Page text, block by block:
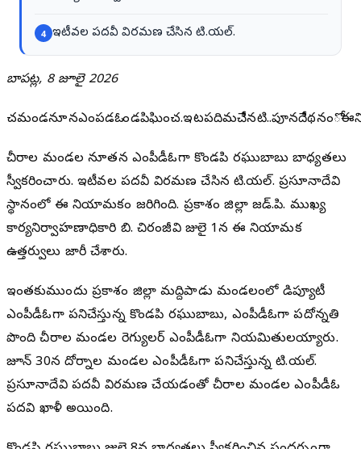
4 ఇటీవల పదవీ విరమణ చేసిన టి.యల్.
బాపట్ల, 8 జూలై 2026
చీరాల మండల నూతన ఎంపీడీఓగా కొండపి రఘుబాబు బాధ్యతలు
స్వీకరించారు. ఇటీవల పదవీ విరమణ చేసిన టి.యల్. ప్రసూనాదేవి
స్థానంలో ఈ నియామకం జరిగింది. ప్రకాశం జిల్లా జడ్.పి. ముఖ్య
కార్యనిర్వాహణాధికారి బి. చిరంజీవి జులై 1న ఈ నియామక
ఉత్తర్వులు జారీ చేశారు.
ఇంతకుముందు ప్రకాశం జిల్లా మద్దిపాడు మండలంలో డిప్యూటీ
ఎంపీడీఓగా పనిచేస్తున్న కొండపి రఘుబాబు, ఎంపీడీఓగా పదోన్నతి
పొంది చీరాల మండల రెగ్యులర్ ఎంపీడీఓగా నియమితులయ్యారు.
జూన్ 30న దోర్నాల మండల ఎంపీడీఓగా పనిచేస్తున్న టి.యల్.
ప్రసూనాదేవి పదవీ విరమణ చేయడంతో చీరాల మండల ఎంపీడీఓ
పదవి ఖాళీ అయింది.